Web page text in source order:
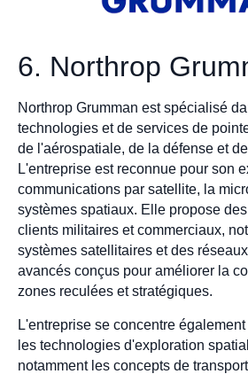
6. Northrop
Northrop Grumman est spécialisé
technologies et de services de
de l'aérospatiale, de la défense et
L'entreprise est reconnue pour son
communications par satellite, la
systèmes spatiaux. Elle propose
clients militaires et commerciaux,
systèmes satellitaires et des
avancés conçus pour améliorer la
zones reculées et stratégiques.
L'entreprise se concentre
les technologies d'exploration
notamment les concepts de